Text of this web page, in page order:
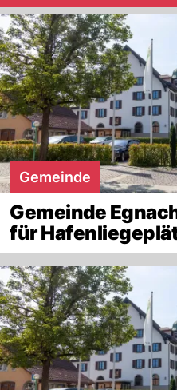
Gemeinde
Gemeinde
für